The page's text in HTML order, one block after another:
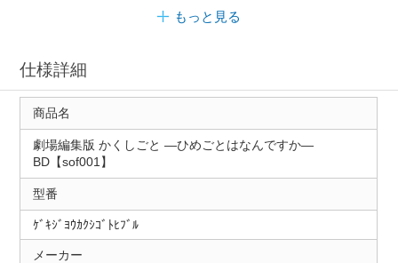
もっと見る
仕様詳細
商品名
劇場編集版 かくしごと ―ひめごとはなんですか―
BD【sof001】
型番
ｹﾞｷｼﾞﾖｳｶｸｼｺﾞﾄﾋﾌﾞﾙ
メーカー